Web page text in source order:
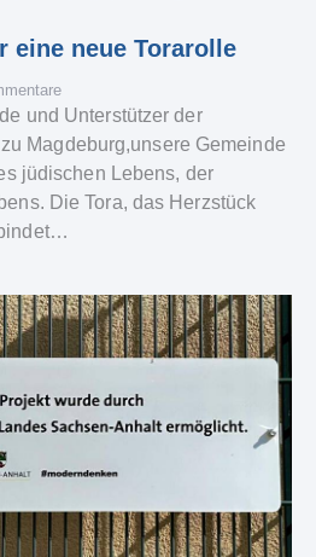
eine neue Torarolle
und Unterstützer der
Magdeburg,unsere Gemeinde
jüdischen Lebens, der
Die Tora, das Herzstück